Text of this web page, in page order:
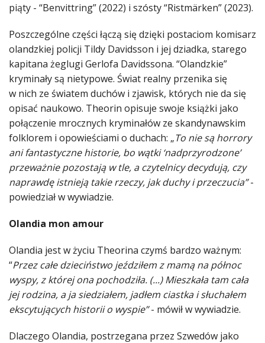
piąty - “Benvittring” (2022) i szósty “Ristmärken” (2023).
Poszczególne części łączą się dzięki postaciom komisarz
olandzkiej policji Tildy Davidsson i jej dziadka, starego
kapitana żeglugi Gerlofa Davidssona. “Olandzkie”
kryminały są nietypowe. Świat realny przenika się
w nich ze światem duchów i zjawisk, których nie da się
opisać naukowo. Theorin opisuje swoje książki jako
połączenie mrocznych kryminałów ze skandynawskim
folklorem i opowieściami o duchach: „To nie są horrory
ani fantastyczne historie, bo wątki ‘nadprzyrodzone’
przeważnie pozostają w tle, a czytelnicy decydują, czy
naprawdę istnieją takie rzeczy, jak duchy i przeczucia”-
powiedział w wywiadzie.
Olandia mon amour
Olandia jest w życiu Theorina czymś bardzo ważnym:
“Przez całe dzieciństwo jeździłem z mamą na północ
wyspy, z której ona pochodziła. (...) Mieszkała tam cała
jej rodzina, a ja siedziałem, jadłem ciastka i słuchałem
ekscytujących historii o wyspie”- mówił w wywiadzie.
Dlaczego Olandia, postrzegana przez Szwedów jako